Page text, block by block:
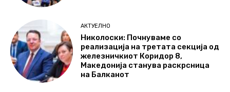
АКТУЕЛНО
Николоски: Почнуваме со
реализација на третата секција од
железничкиот Коридор 8,
Македонија станува раскрсница
на Балканот